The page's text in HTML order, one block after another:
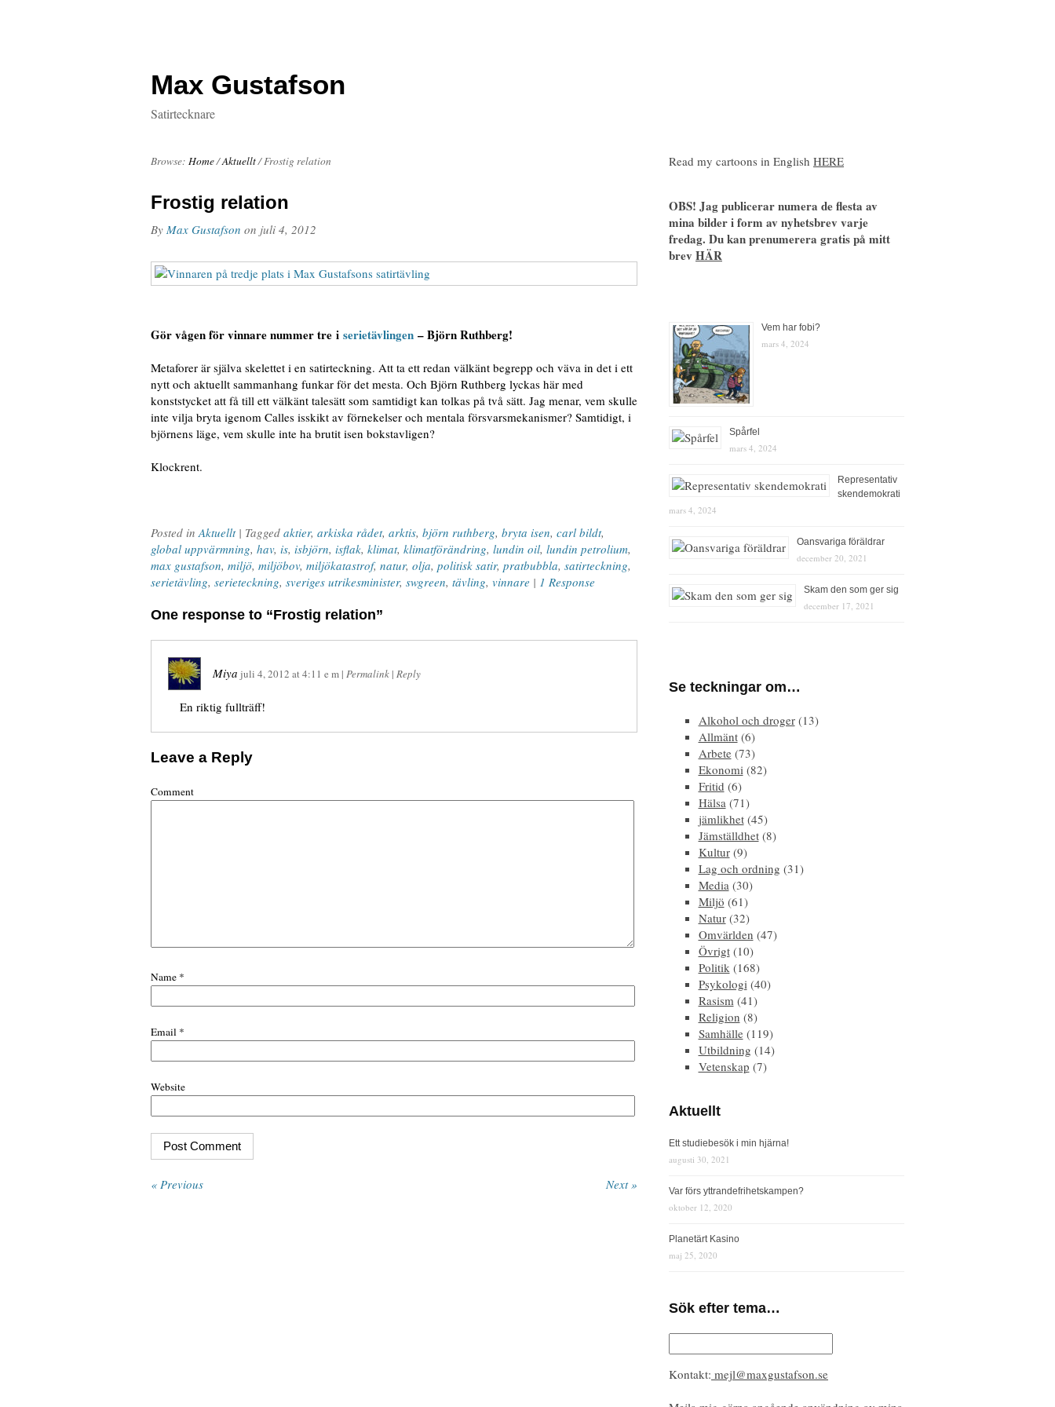
Max Gustafson
Satirtecknare
Browse: Home/Aktuellt/Frostig relation
Frostig relation
By Max Gustafson on juli 4, 2012
Gör vågen för vinnare nummer tre i serietävlingen – Björn Ruthberg!
Metaforer är själva skelettet i en satirteckning. Att ta ett redan välkänt begrepp och väva in det i ett
nytt och aktuellt sammanhang funkar för det mesta. Och Björn Ruthberg lyckas här med
konststycket att få till ett välkänt talesätt som samtidigt kan tolkas på två sätt. Jag menar, vem skulle
inte vilja bryta igenom Calles isskikt av förnekelser och mentala försvarsmekanismer? Samtidigt, i
björnens läge, vem skulle inte ha brutit isen bokstavligen?
Klockrent.
Posted inAktuellt | Tagged aktier, arkiska rådet, arktis, björn ruthberg, bryta isen, carl bildt,
global uppvärmning, hav, is, isbjörn, isflak, klimat, klimatförändring, lundin oil, lundin petrolium,
max gustafson, miljö, miljöbov, miljökatastrof, natur, olja, politisk satir, pratbubbla, satirteckning,
serietävling, serieteckning, sveriges utrikesminister, swgreen, tävling, vinnare | 1 Response
One response to “Frostig relation”
Miya juli 4, 2012 at4:11 e m | Permalink | Reply
En riktig fullträff!
Leave a Reply
Comment
Name *
Email *
Website
« Previous Next »
Read my cartoons in English HERE
OBS! Jag publicerar numera de flesta av
mina bilder i form av nyhetsbrev varje
fredag. Du kan prenumerera gratis på mitt
brev HÄR
Vem har fobi?
mars 4, 2024
Spårfel
mars 4, 2024
Representativ
skendemokrati
mars 4, 2024
Oansvariga föräldrar
december 20, 2021
Skam den som ger sig
december 17, 2021
Se teckningar om…
Alkohol och droger(13)
Allmänt(6)
Arbete(73)
Ekonomi(82)
Fritid (6)
Hälsa(71)
jämlikhet(45)
Jämställdhet(8)
Kultur(9)
Lag och ordning (31)
Media(30)
Miljö (61)
Natur(32)
Omvärlden (47)
Övrigt(10)
Politik(168)
Psykologi(40)
Rasism(41)
Religion (8)
Samhälle(119)
Utbildning (14)
Vetenskap (7)
Aktuellt
Ett studiebesök i min hjärna!
augusti 30, 2021
Var förs yttrandefrihetskampen?
oktober 12, 2020
Planetärt Kasino
maj 25, 2020
Sök efter tema…
Kontakt: mejl@maxgustafson.se